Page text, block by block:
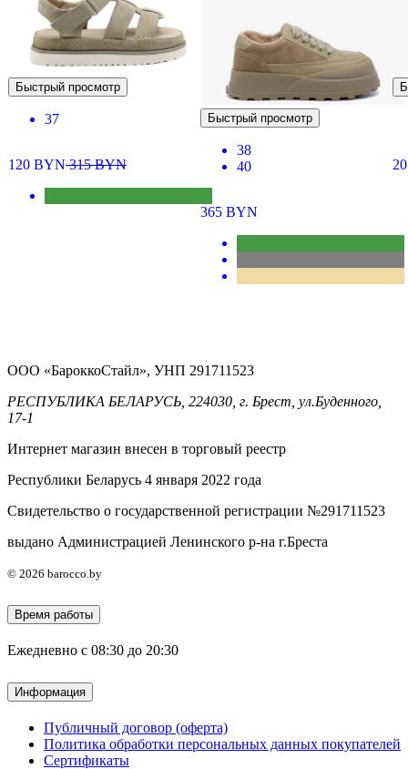
Быстрый просмотр
37
120 BYN315BYN
Быстрый просмотр
38
40
365 BYN
ООО «БароккоСтайл», УНП 291711523
РЕСПУБЛИКА БЕЛАРУСЬ, 224030, г. Брест, ул.Буденного,
17-1
Интернет магазин внесен в торговый реестр
Республики Беларусь 4 января 2022 года
Свидетельство о государственной регистрации №291711523
выдано Администрацией Ленинского р-на г.Бреста
© 2026 barocco.by
Время работы
Ежедневно с 08:30 до 20:30
Информация
Публичный договор (оферта)
Политика обработки персональных данных покупателей
Сертификаты